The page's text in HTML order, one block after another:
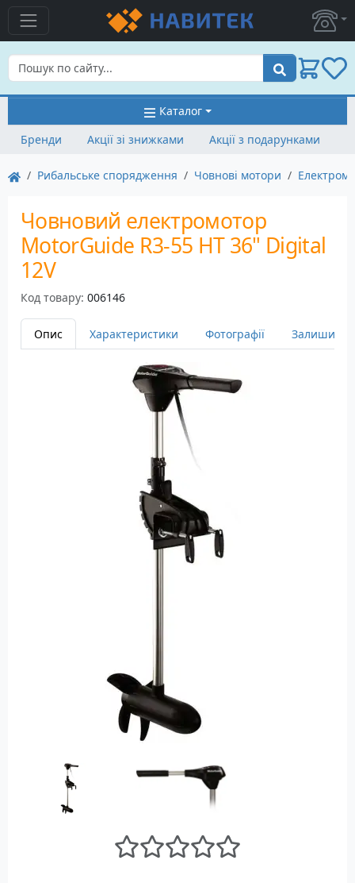
Пошук
Каталог
Бренди
Акції зі знижками Акції з подарунками
Рибальське спорядження Човнові мотори
Човновий електромотор
MotorGuide R3-55 HT 36" Digital
12V
Код товару: 006146
Опис Характеристики Фотографії Залишити